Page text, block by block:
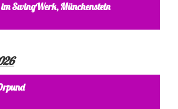
SwingWerk, Münchenstein